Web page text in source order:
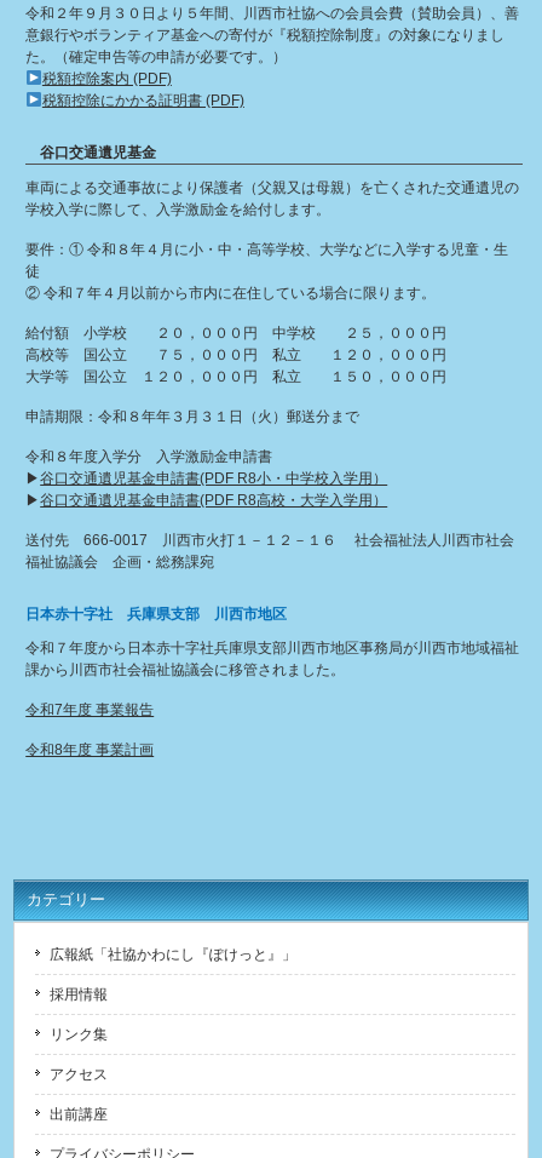
令和２年９月３０日より５年間、川西市社協への会員会費（賛助会員）、善
意銀行やボランティア基金への寄付が『税額控除制度』の対象になりまし
た。（確定申告等の申請が必要です。）
税額控除案内 (PDF)
税額控除にかかる証明書 (PDF)
谷口交通遺児基金
車両による交通事故により保護者（父親又は母親）を亡くされた交通遺児の
学校入学に際して、入学激励金を給付します。
要件：① 令和８年４月に小・中・高等学校、大学などに入学する児童・生
徒
② 令和７年４月以前から市内に在住している場合に限ります。
給付額 小学校 ２０，０００円 中学校 ２５，０００円
高校等 国公立 ７５，０００円 私立 １２０，０００円
大学等 国公立 １２０，０００円 私立 １５０，０００円
申請期限：令和８年年３月３１日（火）郵送分まで
令和８年度入学分 入学激励金申請書
▶︎谷口交通遺児基金申請書(PDF R8小・中学校入学用）
▶︎谷口交通遺児基金申請書(PDF R8高校・大学入学用）
送付先 666-0017 川西市火打１－１２－１６ 社会福祉法人川西市社会
福祉協議会 企画・総務課宛
日本赤十字社 兵庫県支部 川西市地区
令和７年度から日本赤十字社兵庫県支部川西市地区事務局が川西市地域福祉
課から川西市社会福祉協議会に移管されました。
令和7年度 事業報告
令和8年度 事業計画
カテゴリー
広報紙「社協かわにし『ぽけっと』」
採用情報
リンク集
アクセス
出前講座
プライバシーポリシー